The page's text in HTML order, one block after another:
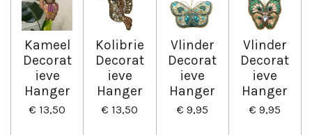
Kameel
Decorat
ieve
Hanger
€ 13,50
Kolibrie
Decorat
ieve
Hanger
€ 13,50
Vlinder
Decorat
ieve
Hanger
€ 9,95
Vlinder
Decorat
ieve
Hanger
€ 9,95